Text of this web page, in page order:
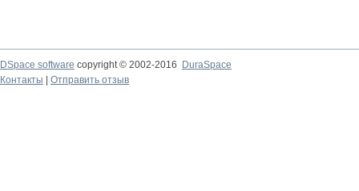
DSpace software copyright © 2002-2016
DuraSpace
Контакты
Отправить отзыв